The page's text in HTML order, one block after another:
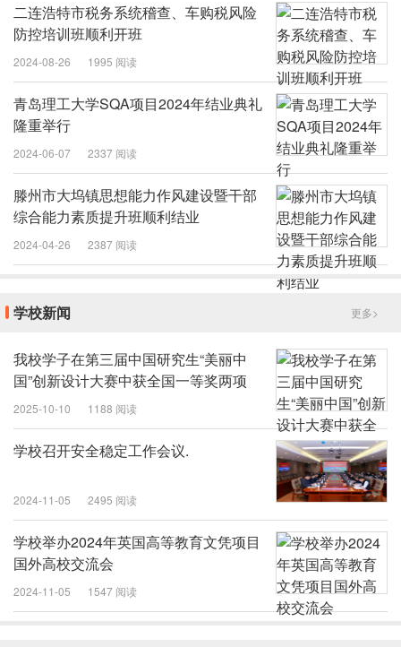
二连浩特市税务系统稽查、车购税风险
防控培训班顺利开班
2024-08-26 1995 阅读
青岛理工大学SQA项目2024年结业典礼
隆重举行
2024-06-07 2337 阅读
滕州市大坞镇思想能力作风建设暨干部
综合能力素质提升班顺利结业
2024-04-26 2387 阅读
学校新闻 更多>
我校学子在第三届中国研究生“美丽中
国”创新设计大赛中获全国一等奖两项
2025-10-10 1188 阅读
学校召开安全稳定工作会议.
2024-11-05 2495 阅读
学校举办2024年英国高等教育文凭项目
国外高校交流会
2024-11-05 1547 阅读